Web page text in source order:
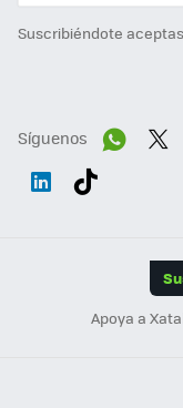
Suscribiéndote
Síguenos
Apoya a